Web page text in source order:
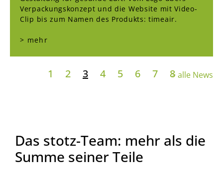
Verpackungskonzept und die Website mit Video-
Clip bis zum Namen des Produkts: timeair.
> mehr
1 2 3 4 5 6 7 8
> alle News
Das stotz-Team: mehr als die
Summe seiner Teile